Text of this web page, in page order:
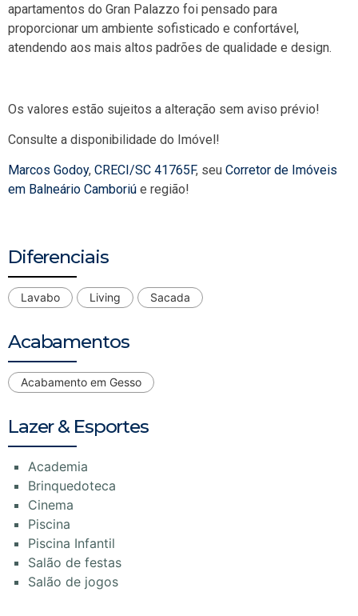
apartamentos do Gran Palazzo foi pensado para
proporcionar um ambiente sofisticado e confortável,
atendendo aos mais altos padrões de qualidade e design.
Os valores estão sujeitos a alteração sem aviso prévio!
Consulte a disponibilidade do Imóvel!
Marcos Godoy, CRECI/SC 41765F, seu Corretor de Imóveis
em Balneário Camboriú e região!
Diferenciais
Lavabo Living Sacada
Acabamentos
Acabamento em Gesso
Lazer & Esportes
Academia
Brinquedoteca
Cinema
Piscina
Piscina Infantil
Salão de festas
Salão de jogos